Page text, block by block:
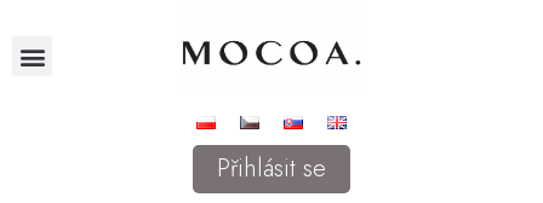
Přihlásit se